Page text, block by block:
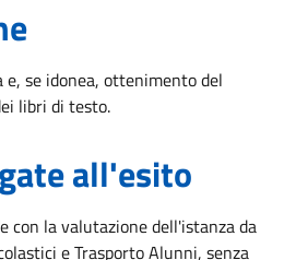
se idonea, ottenimento del
libri di testo.
all'esito
con la valutazione dell'istanza da
e Trasporto Alunni, senza